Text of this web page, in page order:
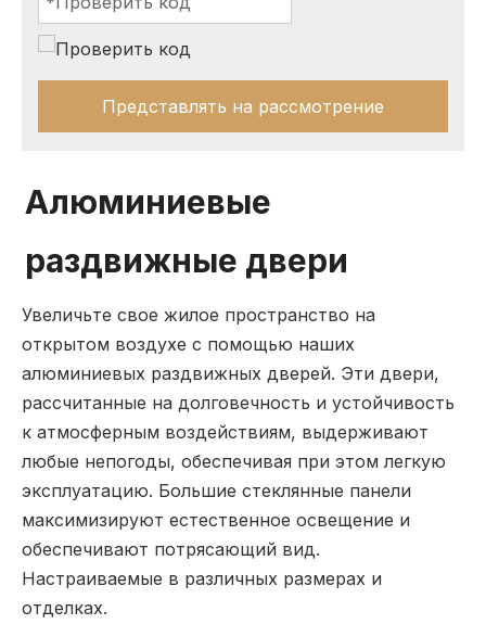
Представлять на рассмотрение
Алюминиевые
раздвижные двери
Увеличьте свое жилое пространство на
открытом воздухе с помощью наших
алюминиевых раздвижных дверей. Эти двери,
рассчитанные на долговечность и устойчивость
к атмосферным воздействиям, выдерживают
любые непогоды, обеспечивая при этом легкую
эксплуатацию. Большие стеклянные панели
максимизируют естественное освещение и
обеспечивают потрясающий вид.
Настраиваемые в различных размерах и
отделках.